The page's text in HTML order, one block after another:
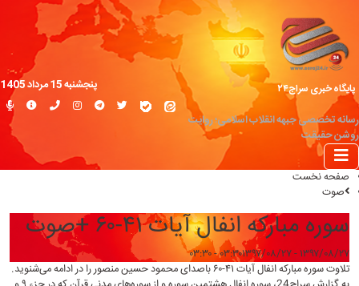
پایگاه خبری سراج۲۴
رسانه تخصصی جبهه انقلاب اسلامی؛ روایت
روشن حقیقت
پنجشنبه 15 مرداد 1405
صفحه نخست
صوت
سوره مبارکه انفال آیات ۴۱-۶۰ +صوت
۱۳۹۷/۰۸/۲۷ - ۰۳:۳۰ ۱۳۹۷/۰۸/۲۷ - ۰۳:۳۰
تلاوت سوره مبارکه انفال آیات ۴۱-۶۰ باصدای محمود حسین منصور را در ادامه می‌شنوید.